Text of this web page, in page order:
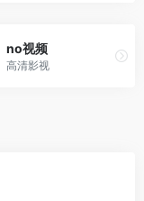
no视频
高清影视